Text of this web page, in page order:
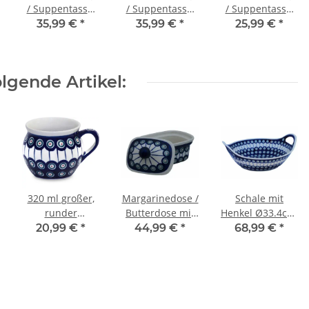
/ Suppentasse,
0,45L Ø 15,2 cm,
35,99 € *
/ Suppentasse,
0,45L Ø 15,2 cm,
35,99 € *
/ Suppentasse,
0,45L Ø 15,2 cm,
25,99 € *
Artikel:
320 ml großer,
runder
Kugelbecher,Größe
20,99 € *
Margarinedose /
Butterdose mit
Deckel für 250g,
44,99 € *
Schale mit
Henkel Ø33.4cm,
H=12.5 cm, V=2,5
68,99 € *